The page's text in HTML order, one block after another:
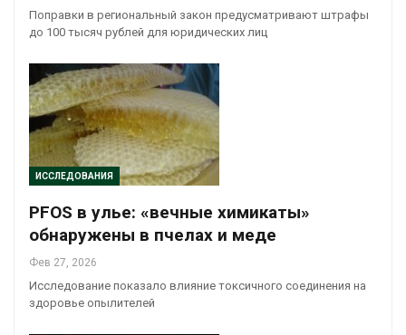
Поправки в региональный закон предусматривают штрафы
до 100 тысяч рублей для юридических лиц
ИССЛЕДОВАНИЯ
PFOS в улье: «вечные химикаты»
обнаружены в пчелах и меде
Фев 27, 2026
Исследование показало влияние токсичного соединения на
здоровье опылителей